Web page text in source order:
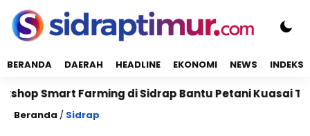
BERANDA DAERAH HEADLINE EKONOMI NEWS INDEKS
Smart Farming di Sidrap Bantu Petani Kuasai
Beranda / Sidrap